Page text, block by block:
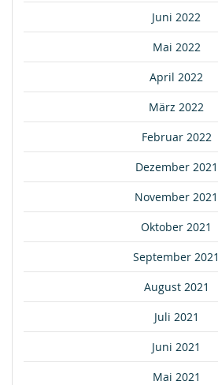
Juni 2022
Mai 2022
April 2022
März 2022
Februar 2022
Dezember 2021
November 2021
Oktober 2021
September 2021
August 2021
Juli 2021
Juni 2021
Mai 2021